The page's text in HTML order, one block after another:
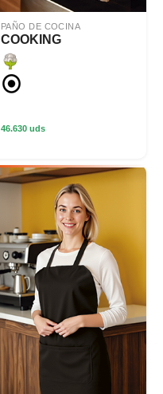
PAÑO DE COCINA
COOKING
46.630 uds